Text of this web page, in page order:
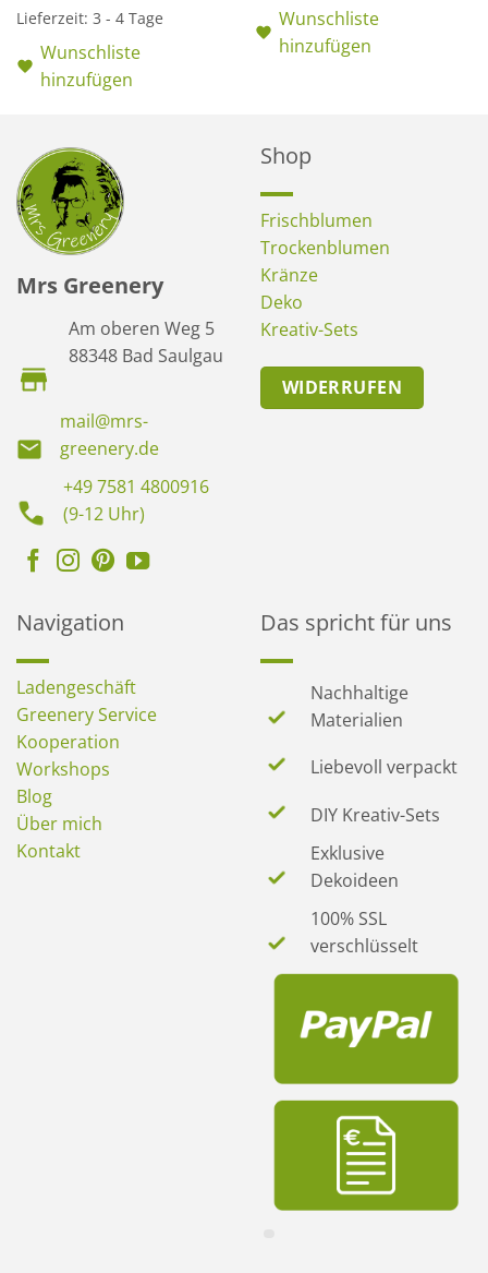
Lieferzeit: 3 - 4 Tage
Wunschliste
hinzufügen
Wunschliste
hinzufügen
Mrs Greenery
Am oberen Weg 5
88348 Bad Saulgau
mail@mrs-
greenery.de
+49 7581 4800916
(9-12 Uhr)
Shop
Frischblumen
Trockenblumen
Kränze
Deko
Kreativ-Sets
WIDERRUFEN
Navigation
Ladengeschäft
Greenery Service
Kooperation
Workshops
Blog
Über mich
Kontakt
Das spricht für uns
Nachhaltige
Materialien
Liebevoll verpackt
DIY Kreativ-Sets
Exklusive
Dekoideen
100% SSL
verschlüsselt